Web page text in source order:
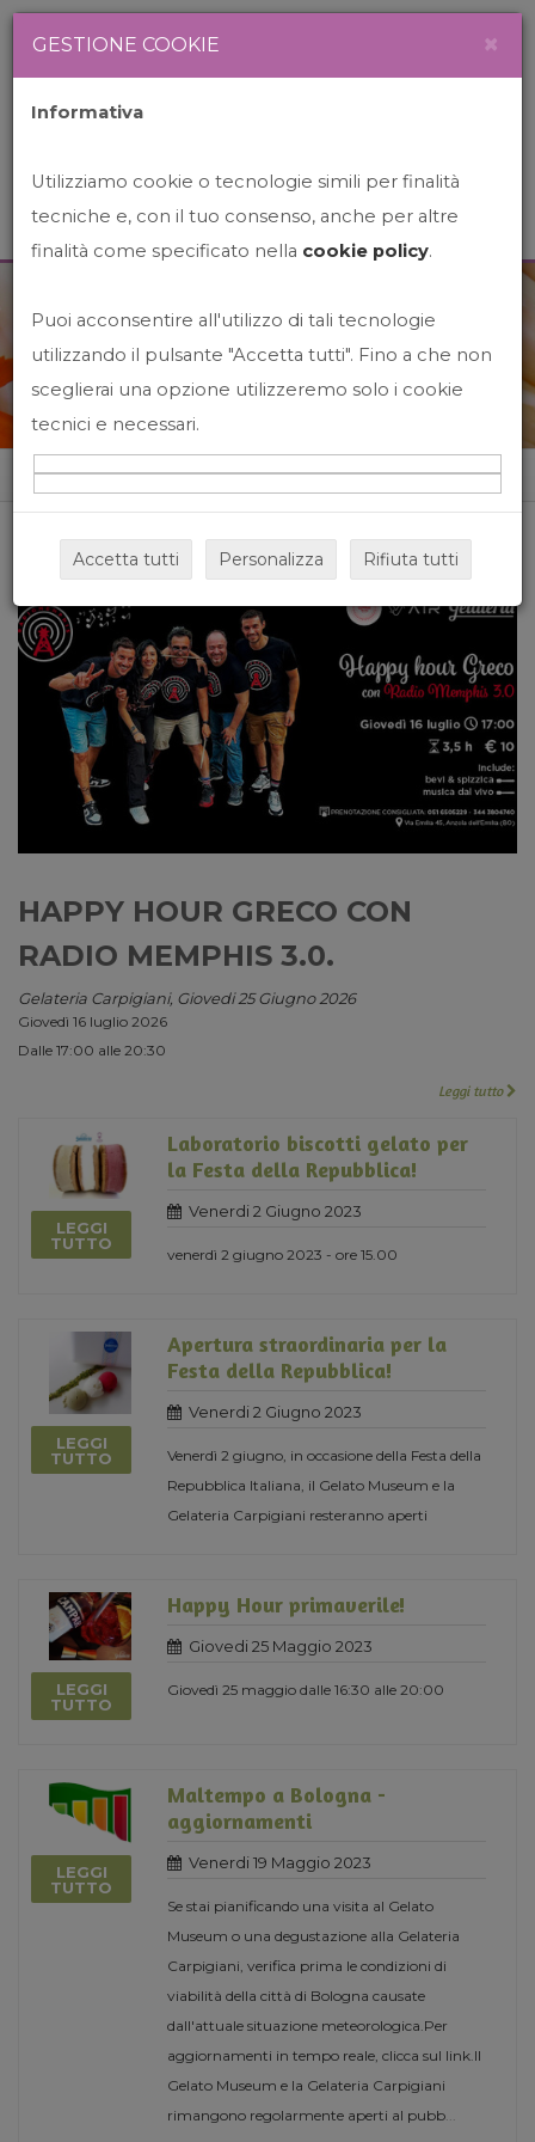
News&Events
Home News&events
HAPPY HOUR GRECO CON
RADIO MEMPHIS 3.0.
Gelateria Carpigiani, Giovedi 25 Giugno 2026
Giovedì 16 luglio 2026
Dalle 17:00 alle 20:30
Leggi tutto
LEGGI
TUTTO
Laboratorio biscotti gelato per
la Festa della Repubblica!
Venerdi 2 Giugno 2023
venerdì 2 giugno 2023 - ore 15.00
LEGGI
TUTTO
Apertura straordinaria per la
Festa della Repubblica!
Venerdi 2 Giugno 2023
Venerdì 2 giugno, in occasione della Festa della
Repubblica Italiana, il Gelato Museum e la
Gelateria Carpigiani resteranno aperti
LEGGI
TUTTO
Happy Hour primaverile!
Giovedi 25 Maggio 2023
Giovedì 25 maggio dalle 16:30 alle 20:00
LEGGI
TUTTO
Maltempo a Bologna -
aggiornamenti
Venerdi 19 Maggio 2023
Se stai pianificando una visita al Gelato
Museum o una degustazione alla Gelateria
Carpigiani, verifica prima le condizioni di
viabilità della città di Bologna causate
dall'attuale situazione meteorologica.Per
aggiornamenti in tempo reale, clicca sul link.Il
Gelato Museum e la Gelateria Carpigiani
rimangono regolarmente aperti al pubb...
GESTIONE COOKIE ×
Informativa
Utilizziamo cookie o tecnologie simili per finalità
tecniche e, con il tuo consenso, anche per altre
finalità come specificato nella cookie policy.
Puoi acconsentire all'utilizzo di tali tecnologie
utilizzando il pulsante "Accetta tutti". Fino a che non
sceglierai una opzione utilizzeremo solo i cookie
tecnici e necessari.
Accetta tutti Personalizza Rifiuta tutti